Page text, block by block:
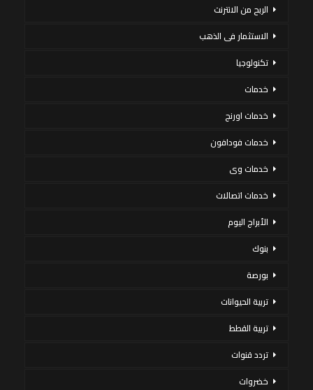
الربح من الانترنت
الاستثمار فى الذهب
تكنولوجيا
خدمات
خدمات اورنج
خدمات فودافون
خدمات وى
خدمات اتصالات
الأبراج اليوم
بنوك
بورصة
تربية الحيوانات
تربية القطط
تردد قنوات
خضروات